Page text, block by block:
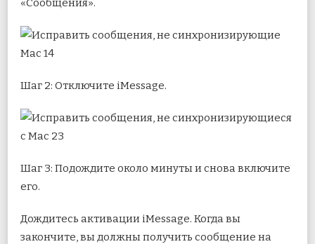
«Сообщения».
Шаг 2: Отключите iMessage.
Шаг 3: Подождите около минуты и снова включите
его.
Дождитесь активации iMessage. Когда вы
закончите, вы должны получить сообщение на